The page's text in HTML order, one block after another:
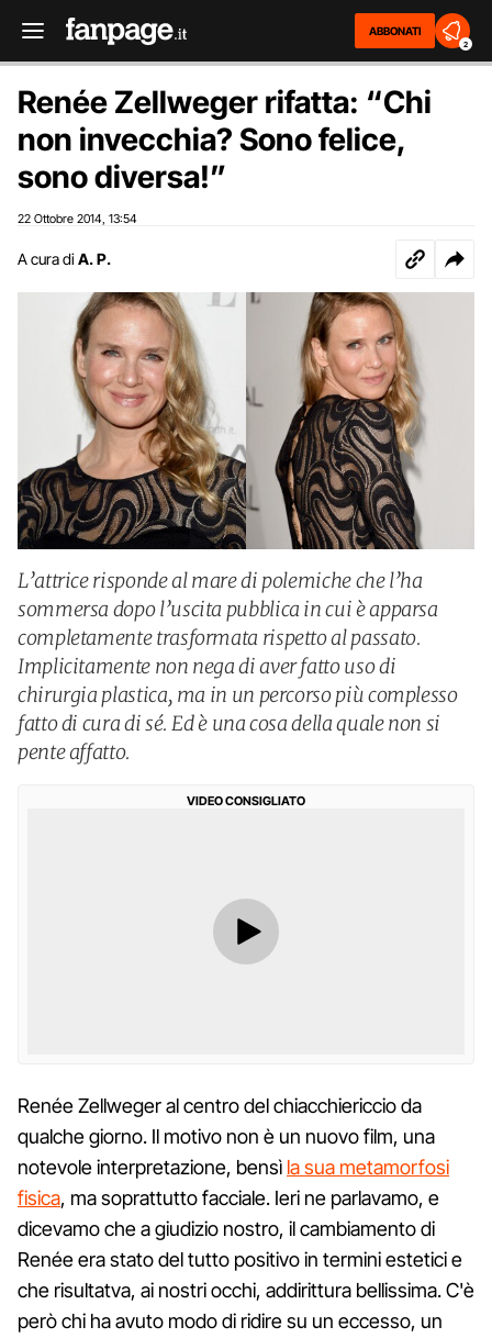
ABBONATI
2
Renée Zellweger rifatta: “Chi
non invecchia? Sono felice,
sono diversa!”
22 Ottobre 2014 13:54
A cura di A. P.
L’attrice risponde al mare di polemiche che l’ha
sommersa dopo l’uscita pubblica in cui è apparsa
completamente trasformata rispetto al passato.
Implicitamente non nega di aver fatto uso di
chirurgia plastica, ma in un percorso più complesso
fatto di cura di sé. Ed è una cosa della quale non si
pente affatto.
VIDEO CONSIGLIATO
Renée Zellweger al centro del chiacchiericcio da
qualche giorno. Il motivo non è un nuovo film, una
notevole interpretazione, bensì la sua metamorfosi
fisica, ma soprattutto facciale. Ieri ne parlavamo, e
dicevamo che a giudizio nostro, il cambiamento di
Renée era stato del tutto positivo in termini estetici e
che risultatva, ai nostri occhi, addirittura bellissima. C'è
però chi ha avuto modo di ridire su un eccesso, un